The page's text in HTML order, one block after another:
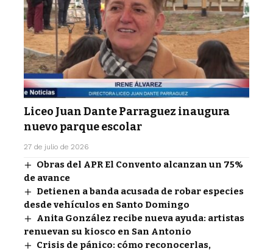
Liceo Juan Dante Parraguez inaugura
nuevo parque escolar
27 de julio de 2026
Obras del APR El Convento alcanzan un 75%
de avance
Detienen a banda acusada de robar especies
desde vehículos en Santo Domingo
Anita González recibe nueva ayuda: artistas
renuevan su kiosco en San Antonio
Crisis de pánico: cómo reconocerlas,